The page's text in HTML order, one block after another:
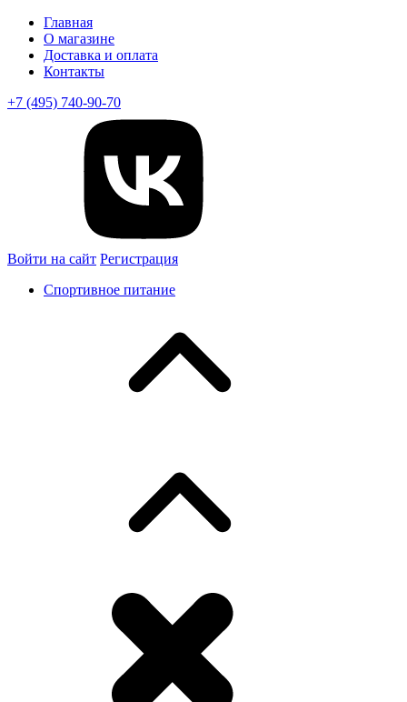
Главная
О магазине
Доставка и оплата
Контакты
+7 (495) 740-90-70
Войти на сайт Регистрация
Спортивное питание